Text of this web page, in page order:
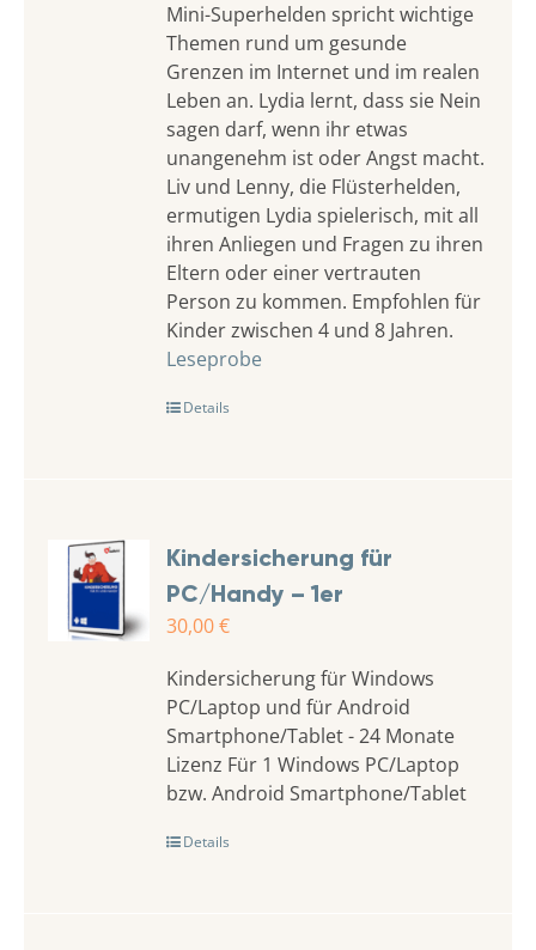
Mini-Superhelden spricht wichtige
Themen rund um gesunde
Grenzen im Internet und im realen
Leben an. Lydia lernt, dass sie Nein
sagen darf, wenn ihr etwas
unangenehm ist oder Angst macht.
Liv und Lenny, die Flüsterhelden,
ermutigen Lydia spielerisch, mit all
ihren Anliegen und Fragen zu ihren
Eltern oder einer vertrauten
Person zu kommen. Empfohlen für
Kinder zwischen 4 und 8 Jahren.
Leseprobe
Details
Kindersicherung für
PC/Handy – 1er
30,00€
Kindersicherung für Windows
PC/Laptop und für Android
Smartphone/Tablet - 24 Monate
Lizenz Für 1 Windows PC/Laptop
bzw. Android Smartphone/Tablet
Details